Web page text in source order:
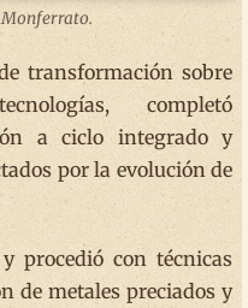
Monferrato.
transformación sobre
completó
a ciclo integrado y
por la evolución de
procedió con técnicas
de metales preciados y